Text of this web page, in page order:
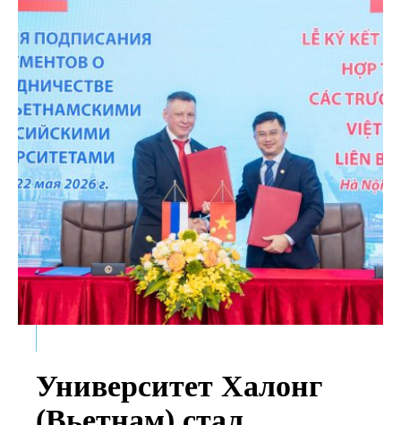
Университет Халонг